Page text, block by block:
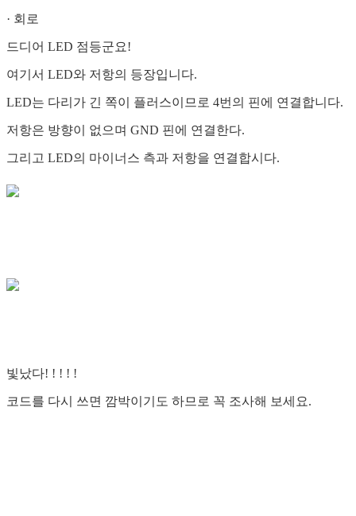
· 회로
드디어 LED 점등군요!
여기서 LED와 저항의 등장입니다.
LED는 다리가 긴 쪽이 플러스이므로 4번의 핀에 연결합니다.
저항은 방향이 없으며 GND 핀에 연결한다.
그리고 LED의 마이너스 측과 저항을 연결합시다.
빛났다! ! ! ! !
코드를 다시 쓰면 깜박이기도 하므로 꼭 조사해 보세요.